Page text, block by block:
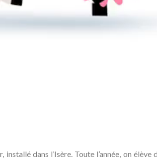
dans l’Isère. Toute l’année, on